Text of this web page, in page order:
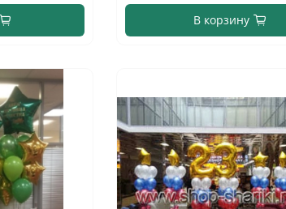
В корзину